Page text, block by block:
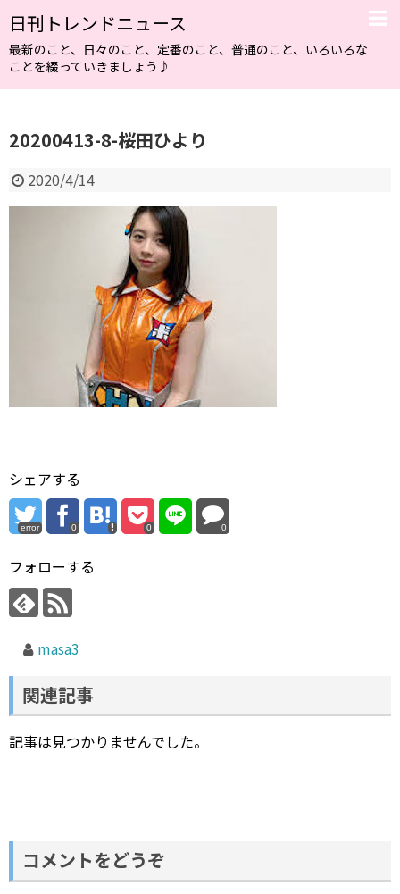
日刊トレンドニュース
最新のこと、日々のこと、定番のこと、普通のこと、いろいろな
ことを綴っていきましょう♪
20200413-8-桜田ひより
2020/4/14
シェアする
error 0 0 0
フォローする
masa3
関連記事
記事は見つかりませんでした。
コメントをどうぞ